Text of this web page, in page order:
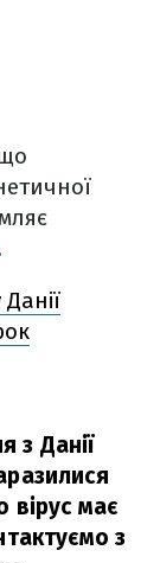
з Данії
вірус має
з